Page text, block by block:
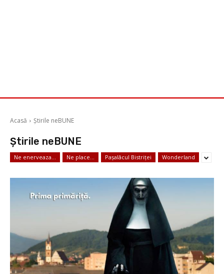
Acasă Știrile neBUNE
Știrile neBUNE
Ne enerveaza... Ne place... Pașalâcul Bistriței Wonderland